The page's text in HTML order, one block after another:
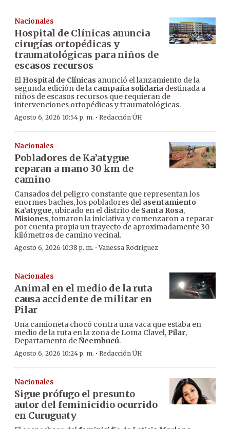
Nacionales
Hospital de Clínicas anuncia
cirugías ortopédicas y
traumatológicas para niños de
escasos recursos
El Hospital de Clínicas anunció el lanzamiento de la
segunda edición de la campaña solidaria destinada a
niños de escasos recursos que requieran de
intervenciones ortopédicas y traumatológicas.
Agosto 6, 2026 10:54 p. m. · Redacción ÚH
Nacionales
Pobladores de Ka’atygue
reparan a mano 30 km de
camino
Cansados del peligro constante que representan los
enormes baches, los pobladores del asentamiento
Ka’atygue, ubicado en el distrito de Santa Rosa,
Misiones, tomaron la iniciativa y comenzaron a reparar
por cuenta propia un trayecto de aproximadamente 30
kilómetros de camino vecinal.
Agosto 6, 2026 10:38 p. m. ·Vanessa Rodríguez
Nacionales
Animal en el medio de la ruta
causa accidente de militar en
Pilar
Una camioneta chocó contra una vaca que estaba en
medio de la ruta en la zona de Loma Clavel, Pilar,
Departamento deÑeembucú.
Agosto 6, 2026 10:24 p. m. · Redacción ÚH
Nacionales
Sigue prófugo el presunto
autor del feminicidio ocurrido
en Curuguaty